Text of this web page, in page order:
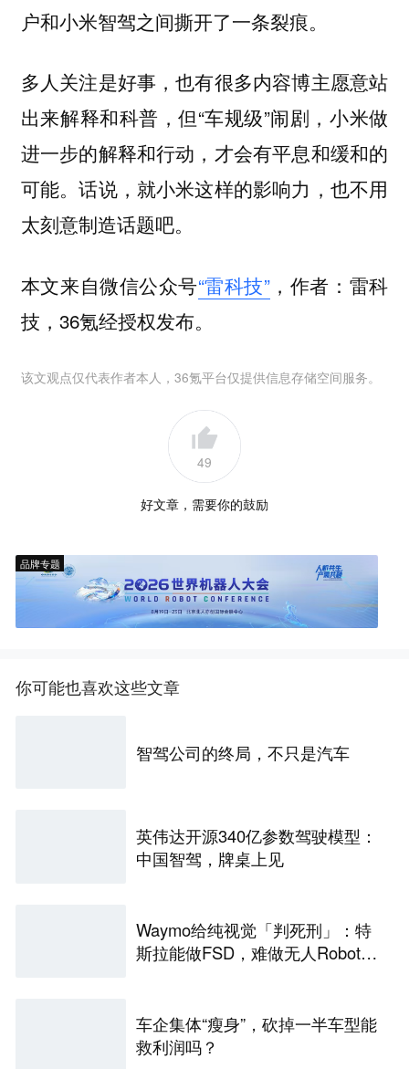
户和小米智驾之间撕开了一条裂痕。
多人关注是好事，也有很多内容博主愿意站
出来解释和科普，但“车规级”闹剧，小米做
进一步的解释和行动，才会有平息和缓和的
可能。话说，就小米这样的影响力，也不用
太刻意制造话题吧。
本文来自微信公众号“雷科技”，作者：雷科
技，36氪经授权发布。
该文观点仅代表作者本人，36氪平台仅提供信息存储空间服务。
49
好文章，需要你的鼓励
品牌专题
你可能也喜欢这些文章
智驾公司的终局，不只是汽车
英伟达开源340亿参数驾驶模型：
中国智驾，牌桌上见
Waymo给纯视觉「判死刑」：特
斯拉能做FSD，难做无人Robota
车企集体“瘦身”，砍掉一半车型能
救利润吗？